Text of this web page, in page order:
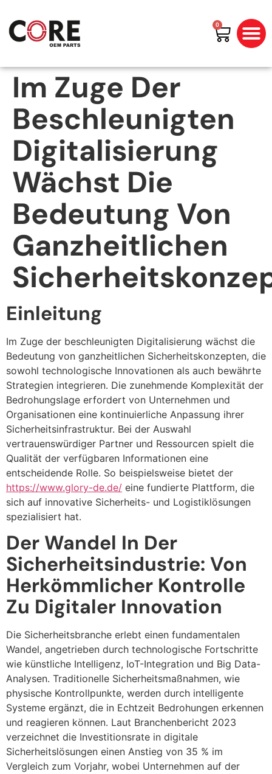
0
Im Zuge Der
Beschleunigten
Digitalisierung
Wächst Die
Bedeutung Von
Ganzheitlichen
Einleitung
Im Zuge der beschleunigten Digitalisierung wächst die
Bedeutung von ganzheitlichen Sicherheitskonzepten, die
sowohl technologische Innovationen als auch bewährte
Strategien integrieren. Die zunehmende Komplexität der
Bedrohungslage erfordert von Unternehmen und
Organisationen eine kontinuierliche Anpassung ihrer
Sicherheitsinfrastruktur. Bei der Auswahl
vertrauenswürdiger Partner und Ressourcen spielt die
Qualität der verfügbaren Informationen eine
entscheidende Rolle. So beispielsweise bietet der
https://www.glory-de.de/ eine fundierte Plattform, die
sich auf innovative Sicherheits- und Logistiklösungen
spezialisiert hat.
Der Wandel In Der
Sicherheitsindustrie: Von
Herkömmlicher Kontrolle
Zu Digitaler Innovation
Die Sicherheitsbranche erlebt einen fundamentalen
Wandel, angetrieben durch technologische Fortschritte
wie künstliche Intelligenz, IoT-Integration und Big Data-
Analysen. Traditionelle Sicherheitsmaßnahmen, wie
physische Kontrollpunkte, werden durch intelligente
Systeme ergänzt, die in Echtzeit Bedrohungen erkennen
und reagieren können. Laut Branchenbericht 2023
verzeichnet die Investitionsrate in digitale
Sicherheitslösungen einen Anstieg von 35 % im
Vergleich zum Vorjahr, wobei Unternehmen auf der